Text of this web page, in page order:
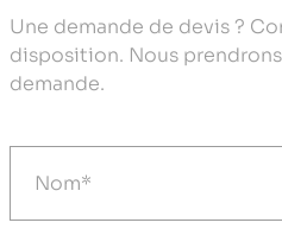
Une demande de devis ?
disposition. Nous
demande.